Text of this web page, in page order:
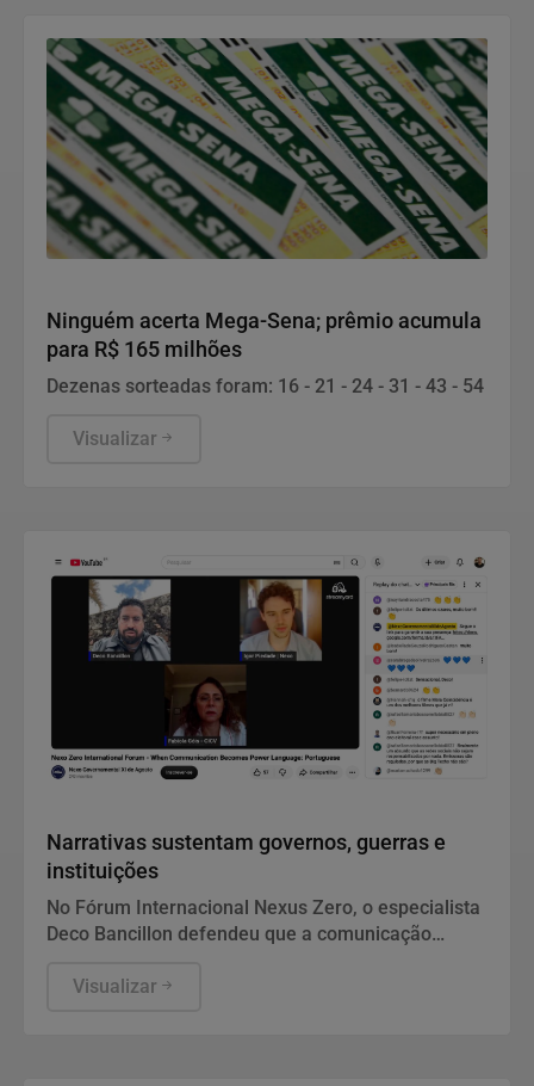
governança e inteligência para enfrentar crises
complexas.
Ninguém acerta Mega-Sena; prêmio acumula
para R$ 165 milhões
Dezenas sorteadas foram: 16 - 21 - 24 - 31 - 43 - 54
Visualizar
Narrativas sustentam governos, guerras e
instituições
No Fórum Internacional Nexus Zero, o especialista
Deco Bancillon defendeu que a comunicação
própria infraestrutura do poder. Ele explica que
Visualizar